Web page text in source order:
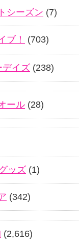
シーズン (7)
ブ！ (703)
デイズ (238)
ール (28)
ッズ (1)
(342)
(2,616)